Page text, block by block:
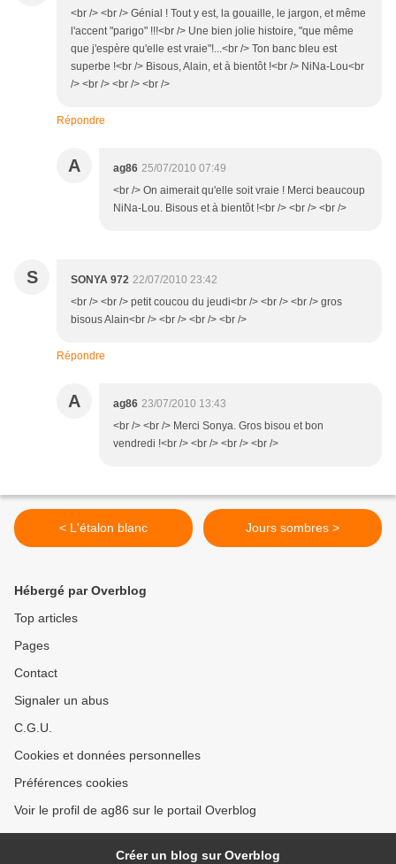
<br /> <br /> Génial ! Tout y est, la gouaille, le jargon, et même
l'accent "parigo" !!!<br /> Une bien jolie histoire, "que même
que j'espère qu'elle est vraie"!...<br /> Ton banc bleu est
superbe !<br /> Bisous, Alain, et à bientôt !<br /> NiNa-Lou<br
/> <br /> <br /> <br />
Répondre
A ag86 25/07/2010 07:49
<br /> On aimerait qu'elle soit vraie ! Merci beaucoup
NiNa-Lou. Bisous et à bientôt !<br /> <br /> <br />
S SONYA 972 22/07/2010 23:42
<br /> <br /> petit coucou du jeudi<br /> <br /> <br /> gros
bisous Alain<br /> <br /> <br /> <br />
Répondre
A ag86 23/07/2010 13:43
<br /> <br /> Merci Sonya. Gros bisou et bon
vendredi !<br /> <br /> <br /> <br />
< L'étalon blanc Jours sombres >
Hébergé par Overblog
Top articles
Pages
Contact
Signaler un abus
C.G.U.
Cookies et données personnelles
Préférences cookies
Voir le profil de ag86 sur le portail Overblog
Créer un blog sur Overblog